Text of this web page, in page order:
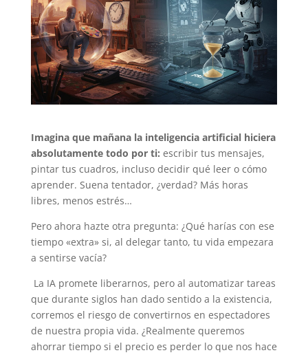
Imagina que mañana la inteligencia artificial hiciera
absolutamente todo por ti: escribir tus mensajes,
pintar tus cuadros, incluso decidir qué leer o cómo
aprender. Suena tentador, ¿verdad? Más horas
libres, menos estrés…
Pero ahora hazte otra pregunta: ¿Qué harías con ese
tiempo «extra» si, al delegar tanto, tu vida empezara
a sentirse vacía?
La IA promete liberarnos, pero al automatizar tareas
que durante siglos han dado sentido a la existencia,
corremos el riesgo de convertirnos en espectadores
de nuestra propia vida. ¿Realmente queremos
ahorrar tiempo si el precio es perder lo que nos hace